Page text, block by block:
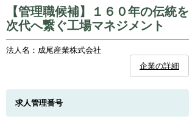
【管理職候補】１６０年の伝統を
次代へ繋ぐ工場マネジメント
法人名：成尾産業株式会社
企業の詳細
求人管理番号